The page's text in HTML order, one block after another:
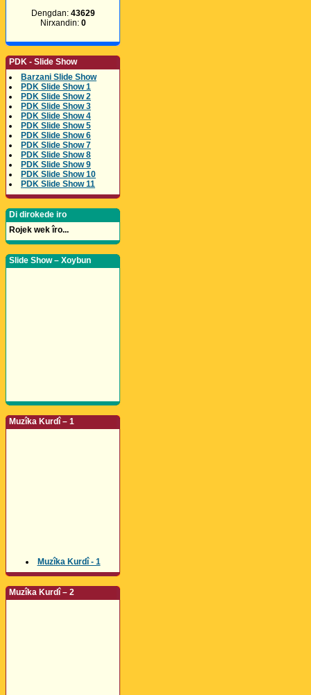
Dengdan: 43629
Nirxandin: 0
PDK - Slide Show
Barzani Slide Show
PDK Slide Show 1
PDK Slide Show 2
PDK Slide Show 3
PDK Slide Show 4
PDK Slide Show 5
PDK Slide Show 6
PDK Slide Show 7
PDK Slide Show 8
PDK Slide Show 9
PDK Slide Show 10
PDK Slide Show 11
Di dirokede iro
Rojek wek îro...
Slide Show – Xoybun
Muzîka Kurdî – 1
Muzîka Kurdî - 1
Muzîka Kurdî – 2